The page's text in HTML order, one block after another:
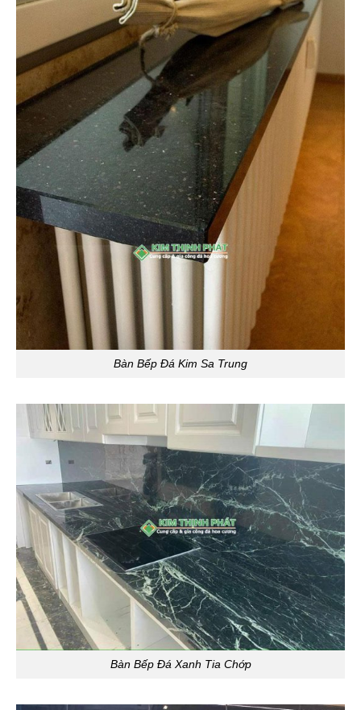
Bàn Bếp Đá Kim Sa Trung
Bàn Bếp Đá Xanh Tia Chớp